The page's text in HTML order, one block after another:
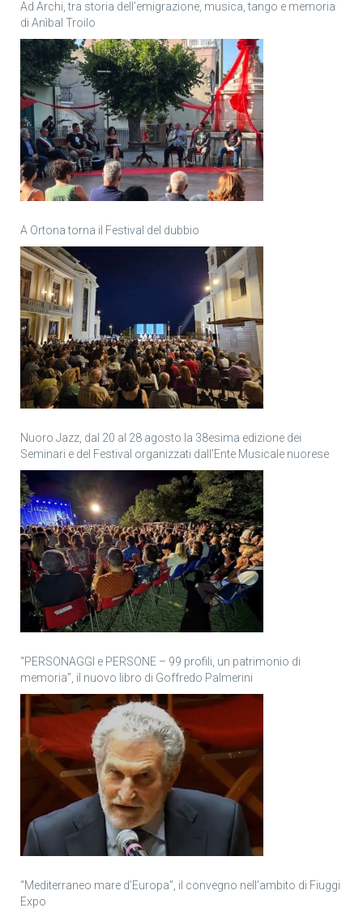
Ad Archi, tra storia dell’emigrazione, musica, tango e memoria
di Anìbal Troilo
A Ortona torna il Festival del dubbio
Nuoro Jazz, dal 20 al 28 agosto la 38esima edizione dei
Seminari e del Festival organizzati dall’Ente Musicale nuorese
“PERSONAGGI e PERSONE – 99 profili, un patrimonio di
memoria”, il nuovo libro di Goffredo Palmerini
“Mediterraneo mare d’Europa”, il convegno nell’ambito di Fiuggi
Expo